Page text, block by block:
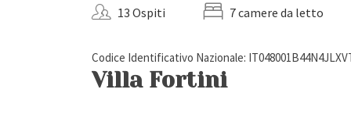
13 Ospiti 7 camere da letto
Codice Identificativo Nazionale:
Villa Fortini